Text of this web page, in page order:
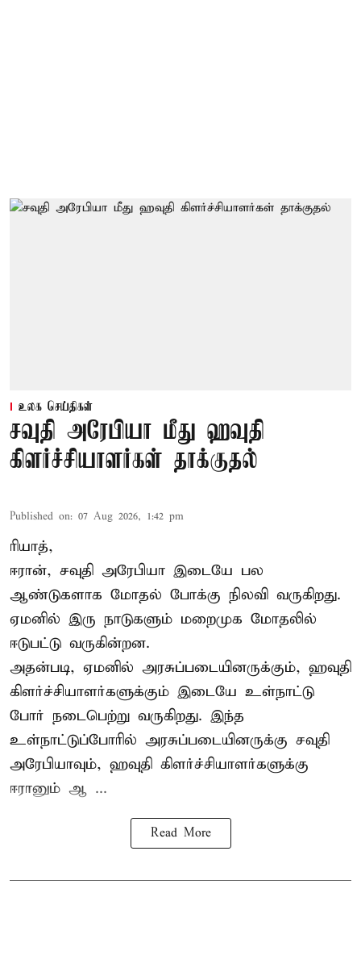
உலக செய்திகள்
சவுதி அரேபியா மீது ஹவுதி
கிளர்ச்சியாளர்கள் தாக்குதல்
Published on: 07 Aug 2026, 1:42 pm
ரியாத்,
ஈரான், சவுதி அரேபியா இடையே பல
ஆண்டுகளாக மோதல் போக்கு நிலவி வருகிறது.
ஏமனில் இரு நாடுகளும் மறைமுக மோதலில்
ஈடுபட்டு வருகின்றன.
அதன்படி, ஏமனில் அரசுப்படையினருக்கும், ஹவுதி
கிளர்ச்சியாளர்களுக்கும் இடையே உள்நாட்டு
போர் நடைபெற்று வருகிறது. இந்த
உள்நாட்டுப்போரில் அரசுப்படையினருக்கு சவுதி
அரேபியாவும், ஹவுதி கிளர்ச்சியாளர்களுக்கு
ஈரானும் ஆ ...
Read More